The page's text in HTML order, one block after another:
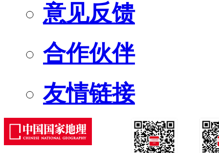
意见反馈
合作伙伴
友情链接